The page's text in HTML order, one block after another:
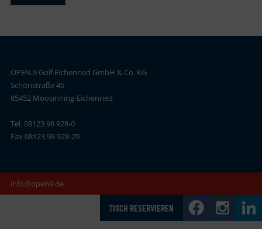
OPEN.9 Golf Eichenried GmbH & Co. KG
Schönstraße 45
85452 Moosinning-Eichenried
Tel. 08123 98 928-0
Fax 08123 98 928-29
info@open9.de
TISCH RESERVIEREN